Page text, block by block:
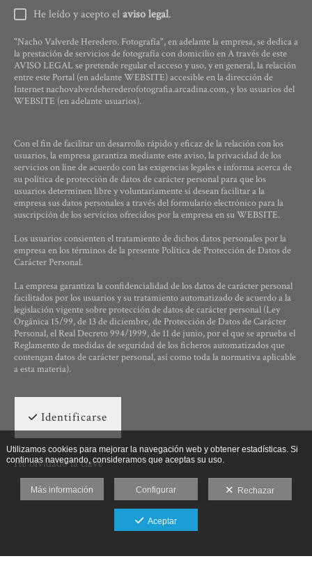
He leído y acepto elaviso legal.
"Nacho Valverde Heredero. Fotografía", en adelante la empresa, se dedica a
la prestación de servicios de fotografía con domicilio en A través de este
AVISO LEGAL se pretende regular el acceso y uso, y en general, la relación
entre este Portal (en adelante WEBSITE) accesible en la dirección de
Internet nachovalverdeherederofotografia.arcadina.com, y los usuarios del
WEBSITE (en adelante usuarios).
Con el fin de facilitar un desarrollo rápido y eficaz de la relación con los
usuarios, la empresa garantiza mediante este aviso, la privacidad de los
servicios on line de acuerdo con las exigencias legales e informa acerca de
su política de protección de datos de carácter personal para que los
usuarios determinen libre y voluntariamente si desean facilitar a la
empresa sus datos personales a través del formulario electrónico para la
suscripción de los servicios ofrecidos por la empresa en su WEBSITE.
Los usuarios consienten el tratamiento de dichos datos personales por la
empresa en los términos de la presente Política de Protección de Datos de
Carácter Personal.
La empresa garantiza la confidencialidad de los datos de carácter personal
facilitados por los usuarios y su tratamiento automatizado de acuerdo a la
legislación vigente sobre protección de datos de carácter personal (Ley
Orgánica 15/99, de 13 de diciembre, de Protección de Datos de Carácter
Personal, el Real Decreto 994/1999, de 11 de junio, por el que se aprueba el
Reglamento de medidas de seguridad de los ficheros automatizados que
contengan datos de carácter personal, así como toda la normativa aplicable
a esta materia).
Identificarse
He olvidado la clave
Utilizamos cookies para mejorar la navegación web y obtener estadísticas. Si
continuas navegando, consideramos que aceptas su uso.
Más información Configurar Rechazar
Aceptar